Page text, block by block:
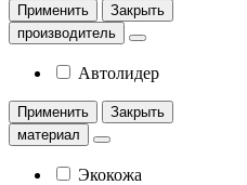
Применить
Закрыть
производитель
Автолидер
Применить
Закрыть
материал
Экокожа